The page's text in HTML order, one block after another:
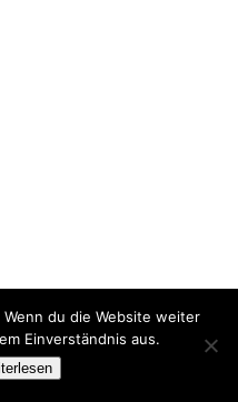
du die Website weiter
Einverständnis aus.